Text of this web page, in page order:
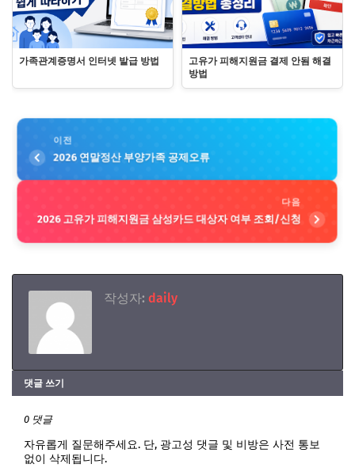
가족관계증명서 인터넷 발급 방법
고유가 피해지원금 결제 안됨 해결
방법
이전
2026 연말정산 부양가족 공제오류
다음
2026 고유가 피해지원금 삼성카드 대상자 여부 조회/신청
작성자: daily
댓글 쓰기
0 댓글
자유롭게 질문해주세요. 단, 광고성 댓글 및 비방은 사전 통보
없이 삭제됩니다.